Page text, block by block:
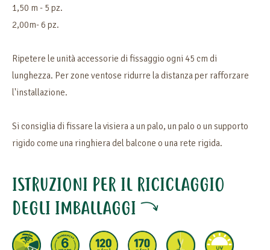
1,50 m - 5 pz.
2,00m- 6 pz.
Ripetere le unità accessorie di fissaggio ogni 45 cm di
lunghezza. Per zone ventose ridurre la distanza per rafforzare
l'installazione.
Si consiglia di fissare la visiera a un palo, un palo o un supporto
rigido come una ringhiera del balcone o una rete rigida.
ISTRUZIONI PER IL RICICLAGGIO
DEGLI IMBALLAGGI